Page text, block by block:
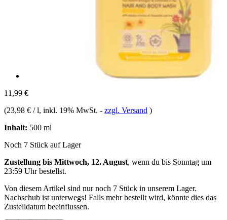
11,99 €
(23,98 € / l, inkl. 19% MwSt. - zzgl. Versand )
Inhalt: 500 ml
Noch 7 Stück auf Lager
Zustellung bis Mittwoch, 12. August, wenn du bis Sonntag um
23:59 Uhrbestellst.
Von diesem Artikel sind nur noch 7 Stück in unserem Lager.
Nachschub ist unterwegs! Falls mehr bestellt wird, könnte dies das
Zustelldatum beeinflussen.